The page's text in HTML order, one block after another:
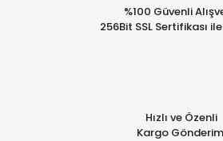
%100 Güvenli
256Bit SSL Sertifikası
Hızlı ve Özenli
Kargo